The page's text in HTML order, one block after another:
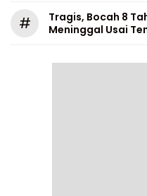
#
Tragis, Bocah 8
Meninggal Usai